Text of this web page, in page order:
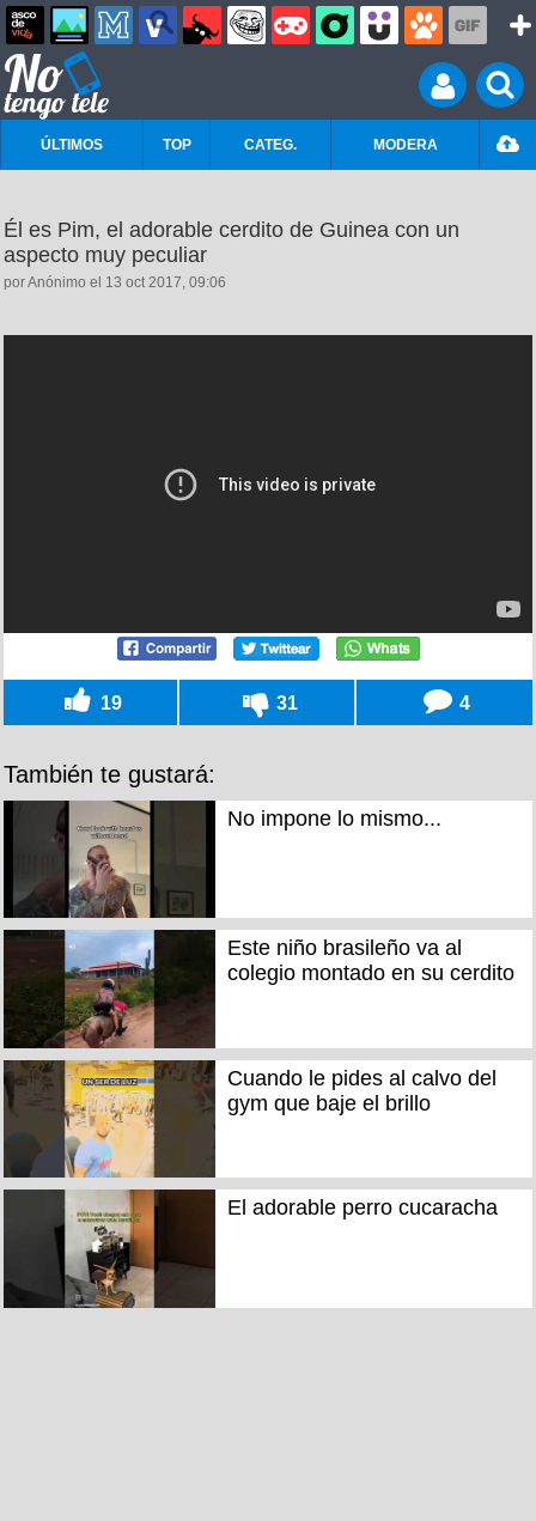
ÚLTIMOS TOP CATEG. MODERA
Él es Pim, el adorable cerdito de Guinea con un
aspecto muy peculiar
por Anónimo el 13 oct 2017, 09:06
19 31 4
También te gustará:
No impone lo mismo...
Este niño brasileño va al
colegio montado en su cerdito
Cuando le pides al calvo del
gym que baje el brillo
El adorable perro cucaracha